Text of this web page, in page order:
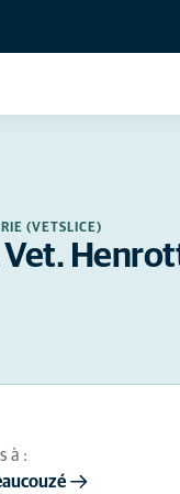
(VETSLICE)
Vet.
à :